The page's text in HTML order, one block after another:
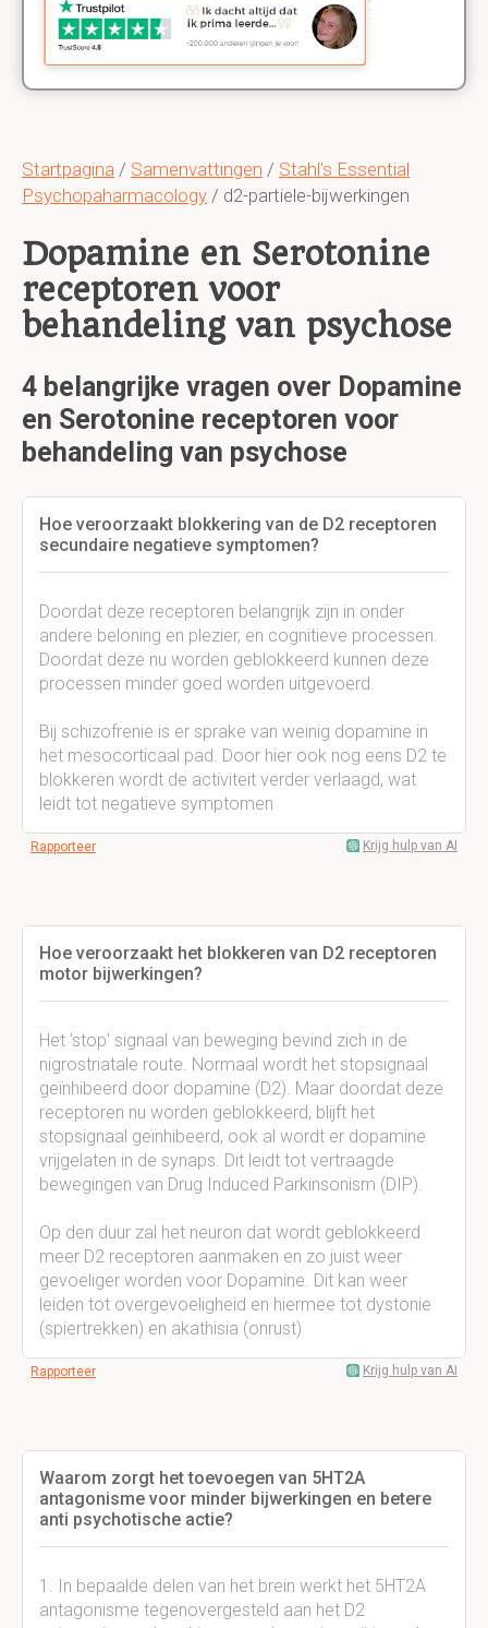
Startpagina / Samenvattingen / Stahl's Essential
Psychopaharmacology / d2-partiele-bijwerkingen
Dopamine en Serotonine
receptoren voor
behandeling van psychose
4 belangrijke vragen over Dopamine
en Serotonine receptoren voor
behandeling van psychose
Hoe veroorzaakt blokkering van de D2 receptoren
secundaire negatieve symptomen?
Doordat deze receptoren belangrijk zijn in onder
andere beloning en plezier, en cognitieve processen.
Doordat deze nu worden geblokkeerd kunnen deze
processen minder goed worden uitgevoerd.
Bij schizofrenie is er sprake van weinig dopamine in
het mesocorticaal pad. Door hier ook nog eens D2 te
blokkeren wordt de activiteit verder verlaagd, wat
leidt tot negatieve symptomen
Rapporteer Krijg hulp van AI
Hoe veroorzaakt het blokkeren van D2 receptoren
motor bijwerkingen?
Het 'stop' signaal van beweging bevind zich in de
nigrostriatale route. Normaal wordt het stopsignaal
geïnhibeerd door dopamine (D2). Maar doordat deze
receptoren nu worden geblokkeerd, blijft het
stopsignaal geïnhibeerd, ook al wordt er dopamine
vrijgelaten in de synaps. Dit leidt tot vertraagde
bewegingen van Drug Induced Parkinsonism (DIP).
Op den duur zal het neuron dat wordt geblokkeerd
meer D2 receptoren aanmaken en zo juist weer
gevoeliger worden voor Dopamine. Dit kan weer
leiden tot overgevoeligheid en hiermee tot dystonie
(spiertrekken) en akathisia (onrust)
Rapporteer Krijg hulp van AI
Waarom zorgt het toevoegen van 5HT2A
antagonisme voor minder bijwerkingen en betere
anti psychotische actie?
1. In bepaalde delen van het brein werkt het 5HT2A
antagonisme tegenovergesteld aan het D2